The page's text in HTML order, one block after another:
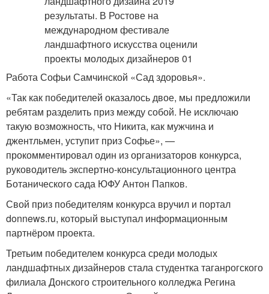
Работа Софьи Самчинской «Сад здоровья».
«Так как победителей оказалось двое, мы предложили
ребятам разделить приз между собой. Не исключаю
такую возможность, что Никита, как мужчина и
джентльмен, уступит приз Софье», —
прокомментировал один из организаторов конкурса,
руководитель экспертно-консультационного центра
Ботанического сада ЮФУ Антон Папков.
Свой приз победителям конкурса вручил и портал
donnews.ru, который выступал информационным
партнёром проекта.
Третьим победителем конкурса среди молодых
ландшафтных дизайнеров стала студентка таганрогского
филиала Донского строительного колледжа Регина